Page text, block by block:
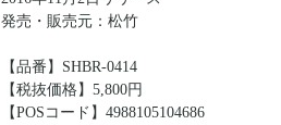
発売・販売元：松竹
【品番】SHBR-0414
【税抜価格】5,800円
【POSコード】4988105104686